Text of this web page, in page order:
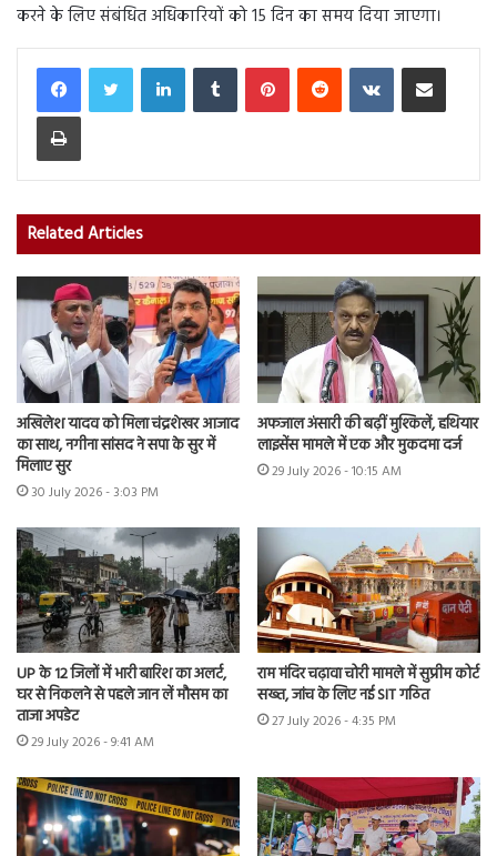
करने के लिए संबंधित अधिकारियों को 15 दिन का समय दिया जाएगा।
LinkedInTumblr PinterestReddit VKontakteShare via Email
Print
Related Articles
अखिलेश यादव को मिला चंद्रशेखर आजाद
का साथ, नगीना सांसद ने सपा के सुर में
मिलाए सुर
30 July 2026 - 3:03 PM
अफजाल अंसारी की बढ़ीं मुश्किलें, हथियार
लाइसेंस मामले में एक और मुकदमा दर्ज
29 July 2026 - 10:15 AM
UP के 12 जिलों में भारी बारिश का अलर्ट,
घर से निकलने से पहले जान लें मौसम का
ताजा अपडेट
29 July 2026 - 9:41 AM
राम मंदिर चढ़ावा चोरी मामले में सुप्रीम कोर्ट
सख्त, जांच के लिए नई SIT गठित
27 July 2026 - 4:35 PM